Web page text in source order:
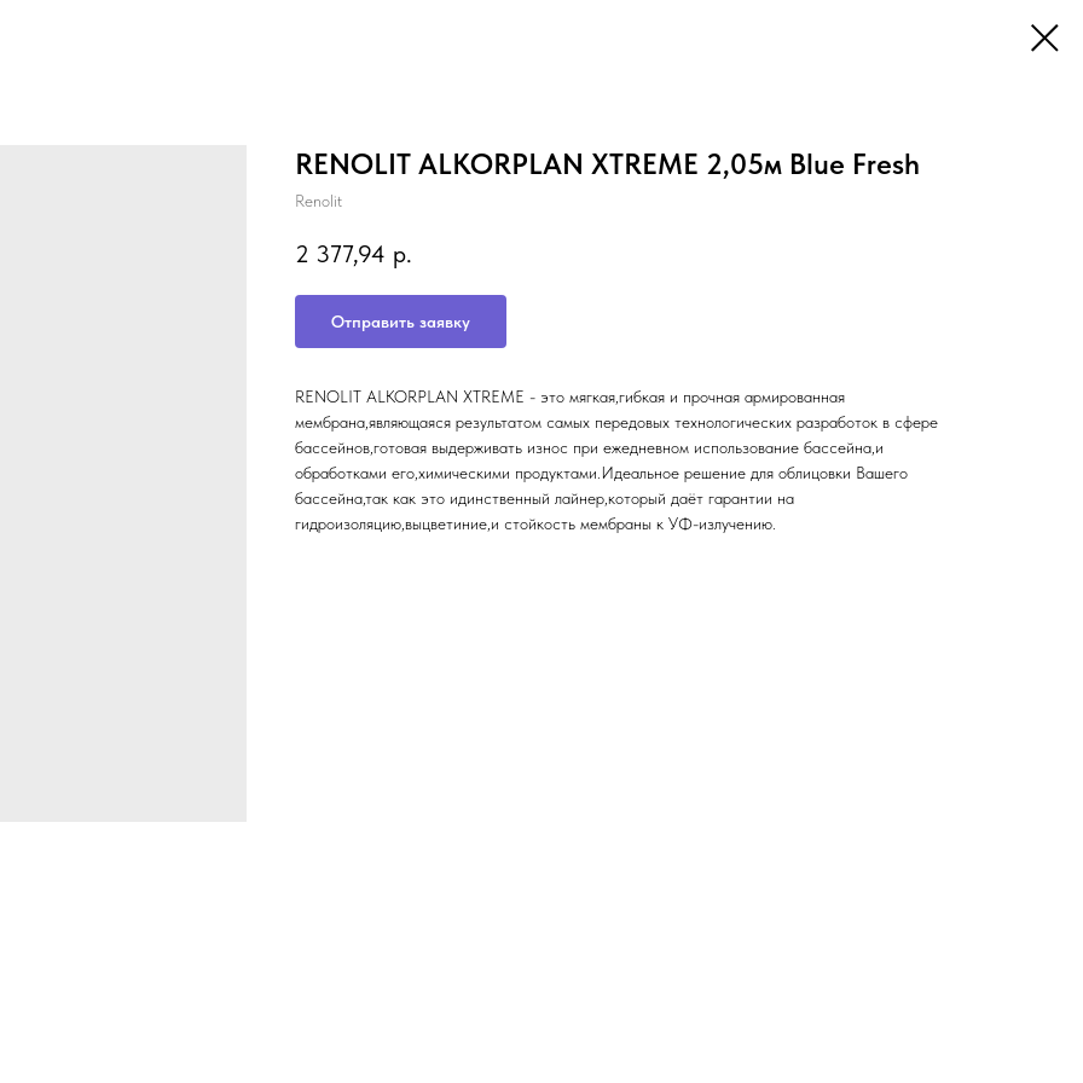
RENOLIT ALKORPLAN XTREME 2,05м Blue Fresh
Renolit
2 377,94 р.
Отправить заявку
RENOLIT ALKORPLAN XTREME - это мягкая,гибкая и прочная армированная
мембрана,являющаяся результатом самых передовых технологических разработок в сфере
бассейнов,готовая выдерживать износ при ежедневном использование бассейна,и
обработками его,химическими продуктами.Идеальное решение для облицовки Вашего
бассейна,так как это идинственный лайнер,который даёт гарантии на
гидроизоляцию,выцветиние,и стойкость мембраны к УФ-излучению.